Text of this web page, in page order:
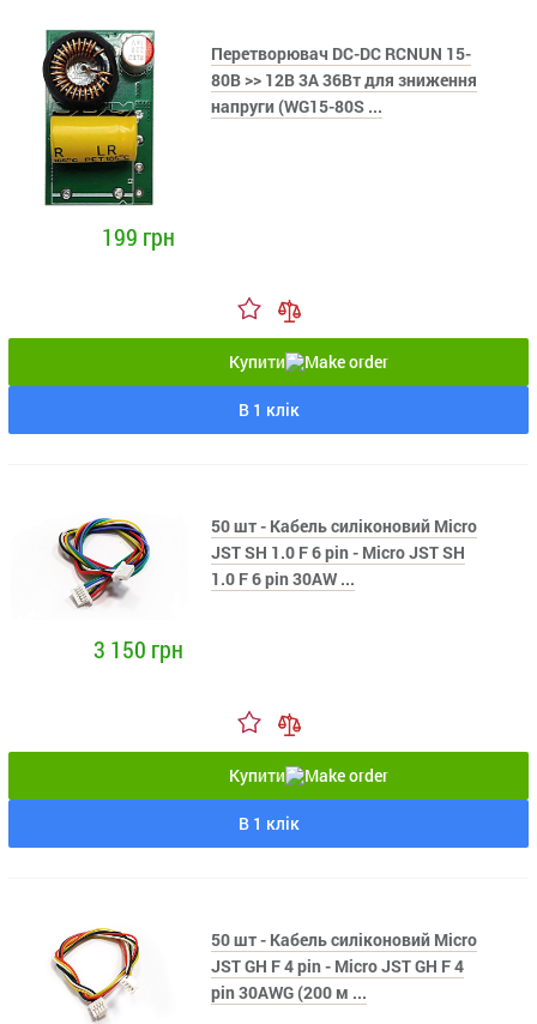
Перетворювач DC-DC RCNUN 15-
80В >> 12В 3А 36Вт для зниження
напруги (WG15-80S ...
199 грн
Купити
В 1 клік
50 шт - Кабель силіконовий Micro
JST SH 1.0 F 6 pin - Micro JST SH
1.0 F 6 pin 30AW ...
3 150 грн
Купити
В 1 клік
50 шт - Кабель силіконовий Micro
JST GH F 4 pin - Micro JST GH F 4
pin 30AWG (200 м ...